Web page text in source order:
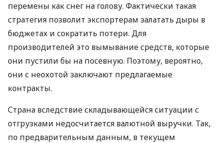
перемены как снег на голову. Фактически такая
стратегия позволит экспортерам залатать дыры в
бюджетах и сократить потери. Для
производителей это вымывание средств, которые
они пустили бы на посевную. Поэтому, вероятно,
они с неохотой заключают предлагаемые
контракты.
Страна вследствие складывающейся ситуации с
отгрузками недосчитается валютной выручки. Так,
по предварительным данным, в текущем